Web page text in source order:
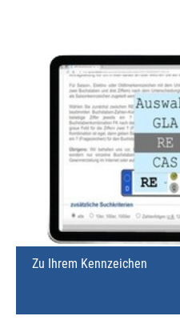
Zu Ihrem Kennzeichen